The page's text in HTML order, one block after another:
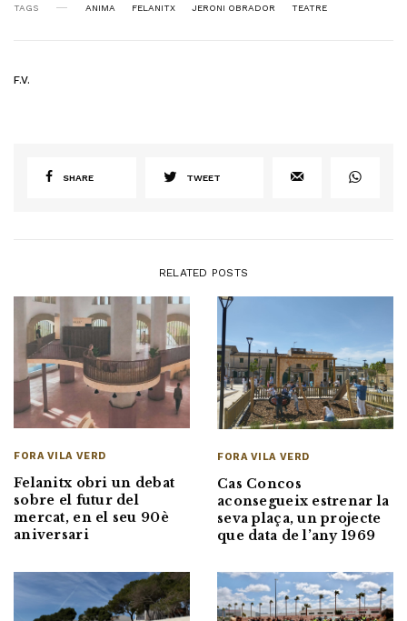
TAGS ANIMA FELANITX JERONI OBRADOR TEATRE
F.V.
SHARE TWEET
RELATED POSTS
FORA VILA VERD
Felanitx obri un debat
sobre el futur del
mercat, en el seu 90è
aniversari
FORA VILA VERD
Cas Concos
aconsegueix estrenar la
seva plaça, un projecte
que data de l’any 1969